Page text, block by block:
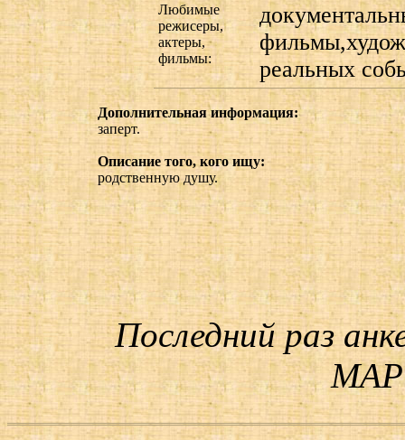
Любимые
режисеры,
актеры,
фильмы:
реальных
Дополнительная информация:
заперт.
Описание того, кого ищу:
родственную душу.
Последний раз